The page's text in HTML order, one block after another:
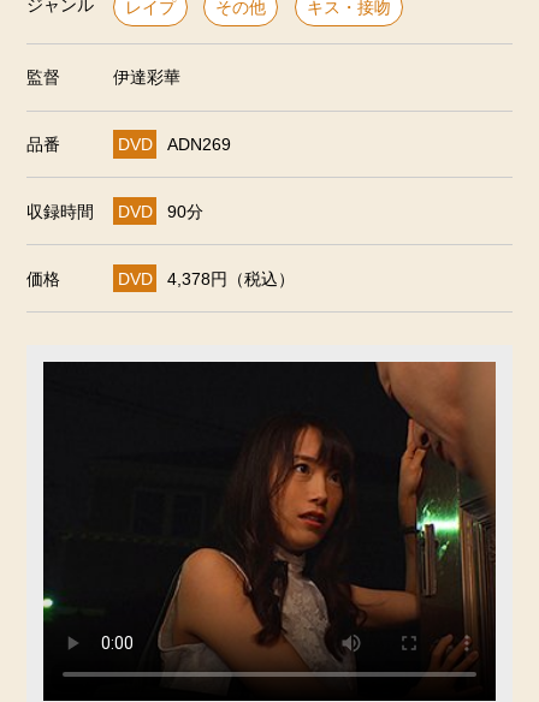
ジャンル レイプ その他 キス・接吻
監督 伊達彩華
品番 DVD ADN269
収録時間 DVD 90分
価格 DVD 4,378円（税込）